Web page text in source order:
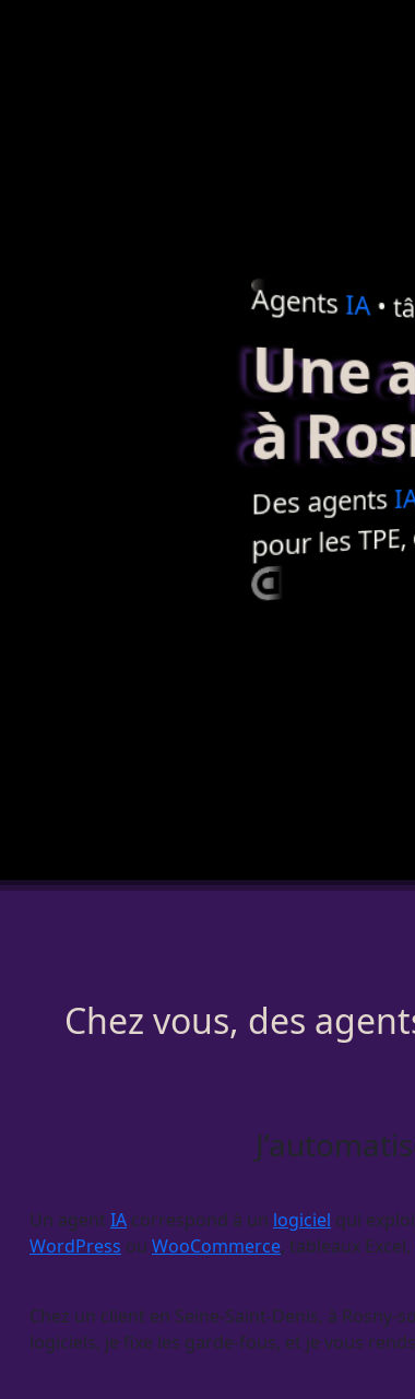
AgentsIA•
Une
à
Desagents
pour les TPE,
Chez vous, des
Un agent IA correspond à un logiciel qui
WordPress ou WooCommerce, tableaux Excel,
Chez un client en Seine-Saint-Denis, à
logiciels, je fixe les garde-fous, et je vous